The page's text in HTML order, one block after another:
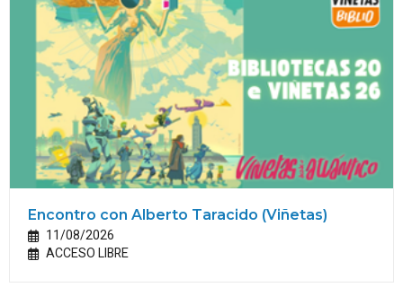
Encontro con Alberto Taracido (Viñetas)
11/08/2026
ACCESO LIBRE